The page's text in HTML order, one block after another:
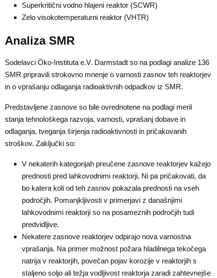
Superkritični vodno hlajeni reaktor (SCWR)
Zelo visokotemperaturni reaktor (VHTR)
Analiza SMR
Sodelavci Öko-Instituta e.V. Darmstadt so na podlagi analize 136
SMR pripravili strokovno mnenje o varnosti zasnov teh reaktorjev
in o vprašanju odlaganja radioaktivnih odpadkov iz SMR.
Predstavljene zasnove so bile ovrednotene na podlagi meril
stanja tehnološkega razvoja, varnosti, vprašanj dobave in
odlaganja, tveganja širjenja radioaktivnosti in pričakovanih
stroškov. Zaključki so:
V nekaterih kategorijah preučene zasnove reaktorjev kažejo
prednosti pred lahkovodnimi reaktorji. Ni pa pričakovati, da
bo katera koli od teh zasnov pokazala prednosti na vseh
področjih. Pomanjkljivosti v primerjavi z današnjimi
lahkovodnimi reaktorji so na posameznih področjih tudi
predvidljive.
Nekatere zasnove reaktorjev odpirajo nova varnostna
vprašanja. Na primer možnost požara hladilnega tekočega
natrija v reaktorjih, povečan pojav korozije v reaktorjih s
staljeno soljo ali težja vodljivost reaktorja zaradi zahtevnejše